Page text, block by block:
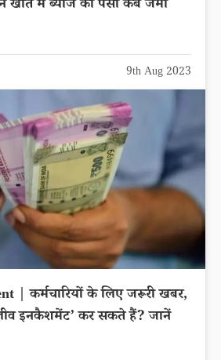
में ब्याज का पैसा कब जमा
9th Aug 2023
| कर्मचारियों के लिए जरूरी खबर,
इनकैशमेंट’ कर सकते हैं? जानें